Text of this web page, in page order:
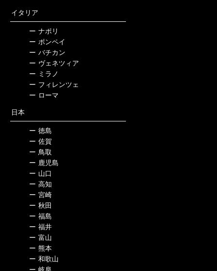
イタリア
ー ナポリ
ー ポンペイ
ー バチカン
ー ヴェネツィア
ー ミラノ
ー フィレンツェ
ー ローマ
日本
ー 徳島
ー 佐賀
ー 鳥取
ー 鹿児島
ー 山口
ー 高知
ー 宮崎
ー 秋田
ー 福島
ー 福井
ー 富山
ー 熊本
ー 和歌山
ー 岐阜